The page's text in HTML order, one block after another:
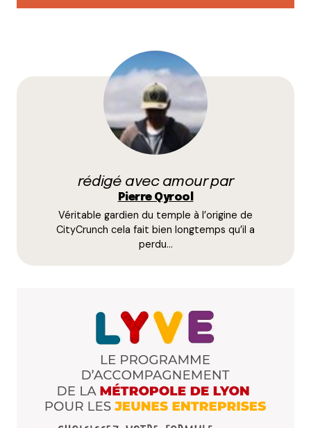
Youhou, qyrool tu rocks \o/
Répondre
12 avril 2009 à 18 h 44 min
C’est clair que Serre Che est un bon plan..il y a de
quoi faire et la neige ne manque pas!
Bravo Qyrool pour tes perfs de freerider!A quand le
20 avril 2009 à 13 h 37 min
Oui serre che est un bon plan, rejoignez nous pour
7 août 2009 à 14 h 27 min
rédigé avec amour par
Pierre Qyrool
Véritable gardien du temple à l’origine de
CityCrunch cela fait bien longtemps qu’il a
perdu…